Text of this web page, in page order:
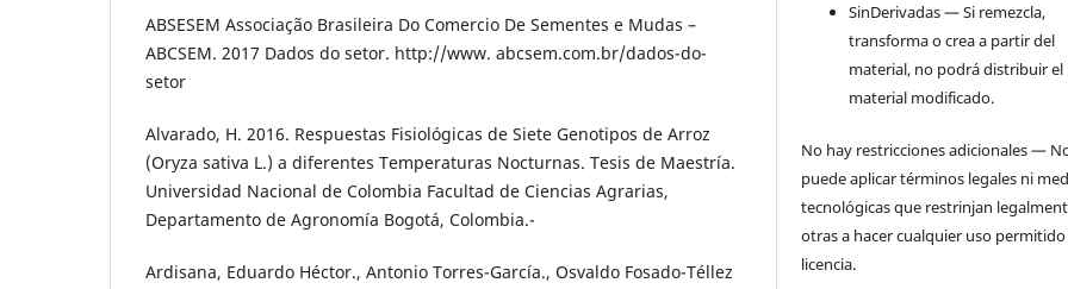
ABSESEM Associação Brasileira Do Comercio De Sementes e Mudas –
ABCSEM. 2017 Dados do setor. http://www. abcsem.com.br/dados-do-
setor
Alvarado, H. 2016. Respuestas Fisiológicas de Siete Genotipos de Arroz
(Oryza sativa L.) a diferentes Temperaturas Nocturnas. Tesis de Maestría.
Universidad Nacional de Colombia Facultad de Ciencias Agrarias,
Departamento de Agronomía Bogotá, Colombia.-
Ardisana, Eduardo Héctor., Antonio Torres-García., Osvaldo Fosado-Téllez
SinDerivadas — Si remezcla,
transforma o crea a partir del
material, no podrá distribuir el
material modificado.
No hay restricciones adicionales —
puede aplicar términos legales ni
tecnológicas que restrinjan
otras a hacer cualquier uso
licencia.